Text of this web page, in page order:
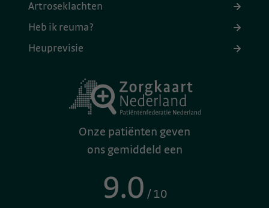
Artroseklachten
Heb ik reuma?
Heuprevisie
Onze patiënten geven
ons gemiddeld een
9.0 / 10